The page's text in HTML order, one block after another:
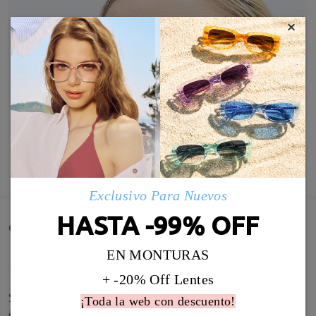
MOSTRAR MÁS
Comentarios de Clientes(286)
Son muy bonitas y sientan muy bien. He tenido que
ajustar un poco las patillas porque se me caían.
×
Exclusivo Para Nuevos
HASTA -99% OFF
EN MONTURAS
+ -20% Off Lentes
¡Toda la web con descuento!